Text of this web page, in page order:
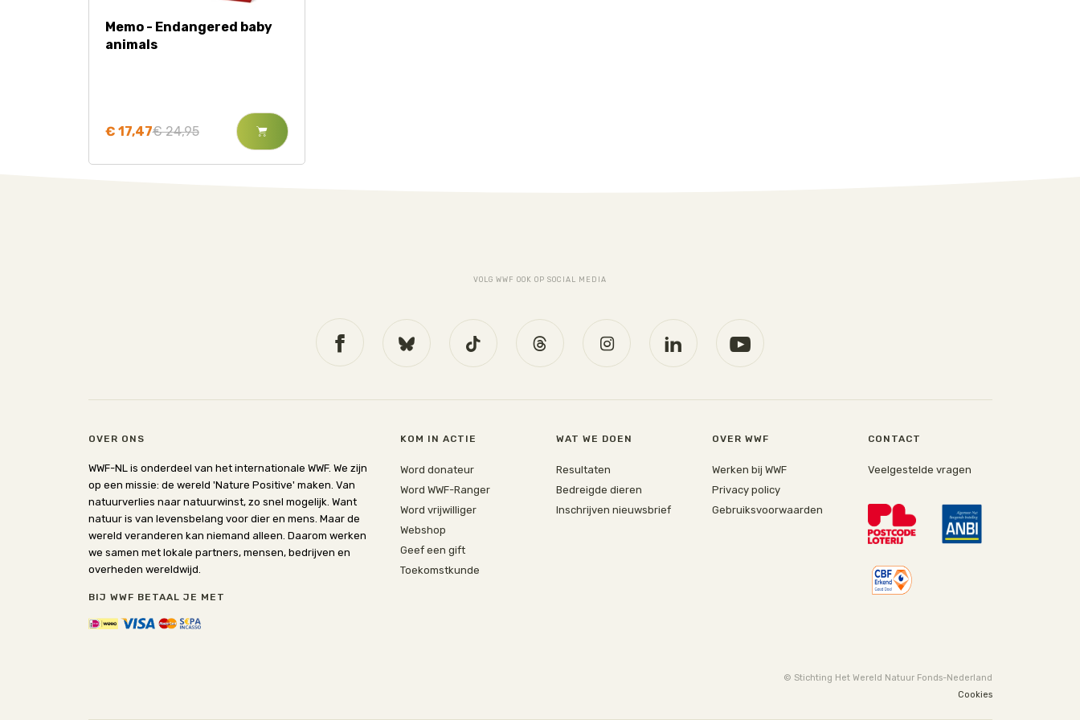
Memo - Endangered baby
animals
€ 17,47€ 24,95
VOLG WWF OOK OP SOCIAL MEDIA
OVER ONS
WWF-NL is onderdeel van het internationale WWF. We zijn
op een missie: de wereld 'Nature Positive' maken. Van
natuurverlies naar natuurwinst, zo snel mogelijk. Want
natuur is van levensbelang voor dier en mens. Maar de
wereld veranderen kan niemand alleen. Daarom werken
we samen met lokale partners, mensen, bedrijven en
overheden wereldwijd.
BIJ WWF BETAAL JE MET
KOM IN ACTIE
Word donateur
Word WWF-Ranger
Word vrijwilliger
Webshop
Geef een gift
Toekomstkunde
WAT WE DOEN
Resultaten
Bedreigde dieren
Inschrijven nieuwsbrief
OVER WWF
Werken bij WWF
Privacy policy
Gebruiksvoorwaarden
CONTACT
Veelgestelde vragen
© Stichting Het Wereld Natuur Fonds-Nederland
Cookies